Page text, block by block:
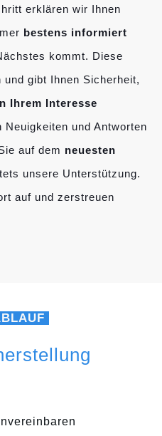
erklären wir Ihnen
bestens informiert
kommt. Diese
gibt Ihnen Sicherheit,
Ihrem Interesse
Neuigkeiten und Antworten
auf dem neuesten
unsere Unterstützung.
auf und zerstreuen